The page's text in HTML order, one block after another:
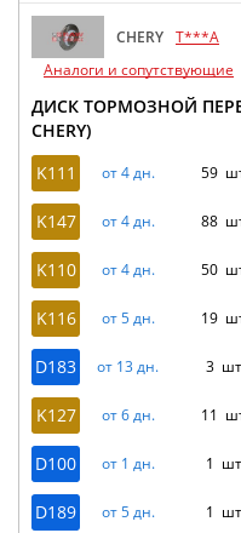
CHERY T***A
Аналоги и сопутствующие
ДИСК ТОРМОЗНОЙ
CHERY)
K111
от 4 дн. 59
K147 от 4 дн. 88
K110 от 4 дн. 50
K116 от 5 дн. 19
D183 от 13 дн. 3 шт
K127 от 6 дн. 11
D100 от 1 дн. 1 шт
D189 от 5 дн. 1 шт